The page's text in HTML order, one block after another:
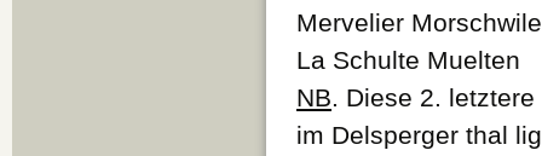
Mervelier
La Schulte Muelten
NB . Diese 2.
im Delsperger thal